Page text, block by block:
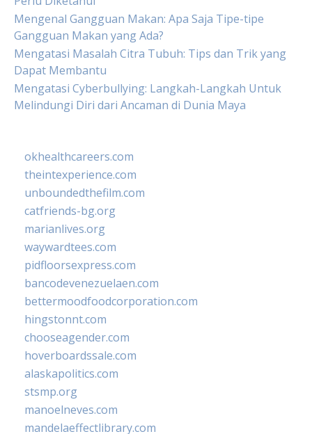
Mengenal Gangguan Makan: Apa Saja Tipe-tipe
Gangguan Makan yang Ada?
Mengatasi Masalah Citra Tubuh: Tips dan Trik yang
Dapat Membantu
Mengatasi Cyberbullying: Langkah-Langkah Untuk
Melindungi Diri dari Ancaman di Dunia Maya
okhealthcareers.com
theintexperience.com
unboundedthefilm.com
catfriends-bg.org
marianlives.org
waywardtees.com
pidfloorsexpress.com
bancodevenezuelaen.com
bettermoodfoodcorporation.com
hingstonnt.com
chooseagender.com
hoverboardssale.com
alaskapolitics.com
stsmp.org
manoelneves.com
mandelaeffectlibrary.com